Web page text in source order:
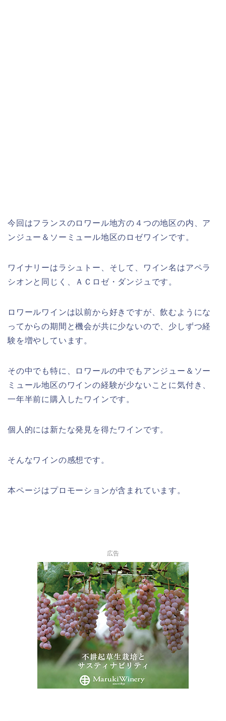
今回はフランスのロワール地方の４つの地区の内、ア
ンジュー＆ソーミュール地区のロゼワインです。
ワイナリーはラシュトー、そして、ワイン名はアペラ
シオンと同じく、ＡＣロゼ・ダンジュです。
ロワールワインは以前から好きですが、飲むようにな
ってからの期間と機会が共に少ないので、少しずつ経
験を増やしています。
その中でも特に、ロワールの中でもアンジュー＆ソー
ミュール地区のワインの経験が少ないことに気付き、
一年半前に購入したワインです。
個人的には新たな発見を得たワインです。
そんなワインの感想です。
本ページはプロモーションが含まれてい ます。
広告